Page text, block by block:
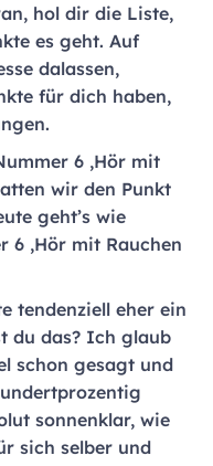
hol dir die Liste,
es geht. Auf
dalassen,
für dich haben,
6 ‚Hör mit
wir den Punkt
geht’s wie
6 ‚Hör mit Rauchen
tendenziell eher ein
du das? Ich glaub
schon gesagt und
sonnenklar, wie
sich selber und